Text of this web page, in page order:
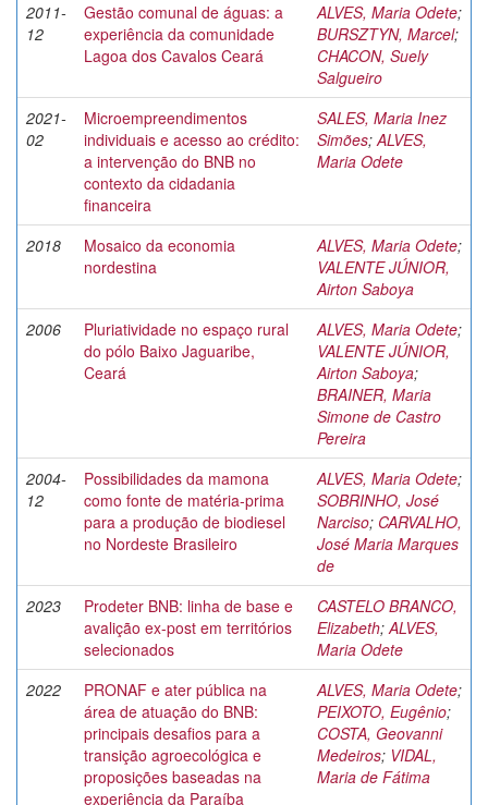
2011-
12
Gestão comunal de águas: a
experiência da comunidade
Lagoa dos Cavalos Ceará
ALVES, Maria Odete;
BURSZTYN, Marcel;
CHACON, Suely
Salgueiro
2021-
02
Microempreendimentos
individuais e acesso ao crédito:
a intervenção do BNB no
contexto da cidadania
financeira
SALES, Maria Inez
Simões;ALVES,
Maria Odete
2018
Mosaico da economia
nordestina
ALVES, Maria Odete;
VALENTE JÚNIOR,
Airton Saboya
2006
Pluriatividade no espaço rural
do pólo Baixo Jaguaribe,
Ceará
ALVES, Maria Odete;
VALENTE JÚNIOR,
Airton Saboya;
BRAINER, Maria
Simone de Castro
Pereira
2004-
12
Possibilidades da mamona
como fonte de matéria-prima
para a produção de biodiesel
no Nordeste Brasileiro
ALVES, Maria Odete;
SOBRINHO, José
Narciso; CARVALHO,
José Maria Marques
de
2023
Prodeter BNB: linha de base e
avalição ex-post em territórios
selecionados
CASTELO BRANCO,
Elizabeth;ALVES,
Maria Odete
2022
PRONAF e ater pública na
área de atuação do BNB:
principais desafios para a
transição agroecológica e
proposições baseadas na
experiência da Paraíba
ALVES, Maria Odete;
PEIXOTO, Eugênio;
COSTA, Geovanni
Medeiros; VIDAL,
Maria de Fátima